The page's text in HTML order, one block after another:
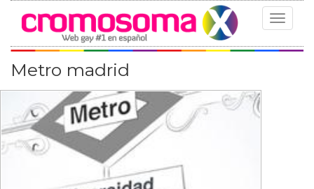
Toggle
Metro madrid